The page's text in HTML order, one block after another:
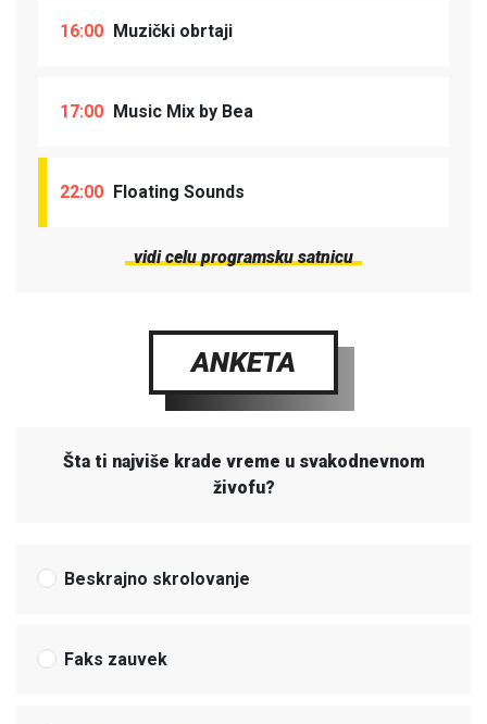
16:00 Muzički obrtaji
17:00 Music Mix by Bea
22:00 Floating Sounds
vidi celu programsku satnicu
ANKETA
Šta ti najviše krade vreme u svakodnevnom
živofu?
Beskrajno skrolovanje
Faks zauvek